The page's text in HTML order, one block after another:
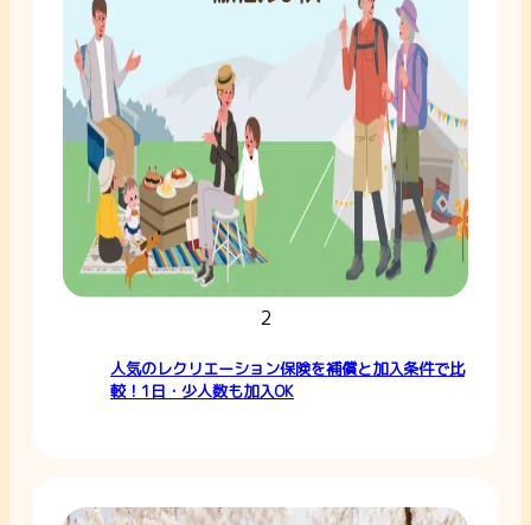
2
人気のレクリエーション保険を補償と加入条件で比
較！1日・少人数も加入OK